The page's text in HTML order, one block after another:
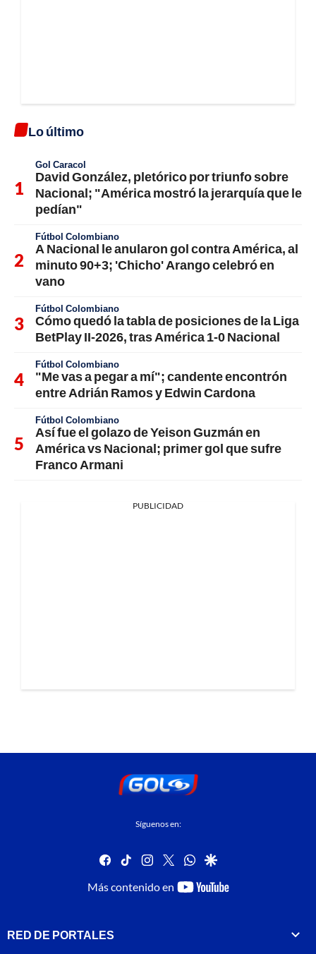
Lo último
Gol Caracol
David González, pletórico por triunfo sobre
Nacional; "América mostró la jerarquía que le
pedían"
Fútbol Colombiano
A Nacional le anularon gol contra América, al
minuto 90+3; 'Chicho' Arango celebró en
vano
Fútbol Colombiano
Cómo quedó la tabla de posiciones de la Liga
BetPlay II-2026, tras América 1-0 Nacional
Fútbol Colombiano
"Me vas a pegar a mí"; candente encontrón
entre Adrián Ramos y Edwin Cardona
Fútbol Colombiano
Así fue el golazo de Yeison Guzmán en
América vs Nacional; primer gol que sufre
Franco Armani
PUBLICIDAD
Síguenos en:
facebook
tiktok instagram
twitterwhatsapp
google
Más contenido en
youtube-
RED DE PORTALES